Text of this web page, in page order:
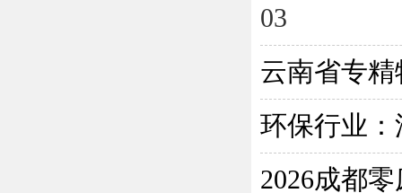
03
云南省专
环保行业
2026成都